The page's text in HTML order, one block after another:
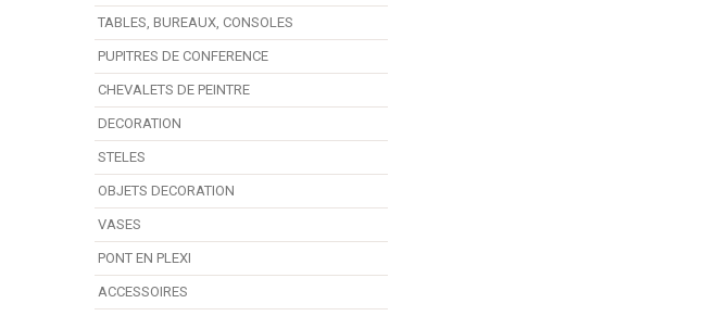
TABLES, BUREAUX, CONSOLES
PUPITRES DE CONFERENCE
CHEVALETS DE PEINTRE
DECORATION
STELES
OBJETS DECORATION
VASES
PONT EN PLEXI
ACCESSOIRES